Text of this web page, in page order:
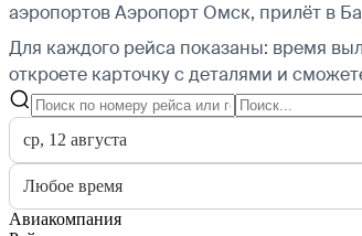
аэропортов Аэропорт Омск, прилёт в
Для каждого рейса показаны: время
откроете карточку с деталями и
ср, 12 августа
Любое время
Авиакомпания